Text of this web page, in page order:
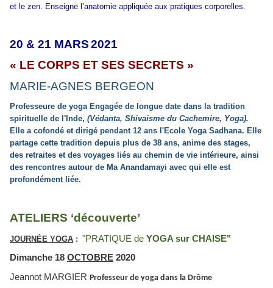
et le zen. Enseigne l’anatomie appliquée aux pratiques corporelles.
20 & 21 MARS2021
« LE CORPS ET SES SECRETS »
MARIE-AGNES BERGEON
Professeure de yoga Engagée de longue date dans la tradition
spirituelle de l'Inde, (Védanta, Shivaisme du Cachemire, Yoga).
Elle a cofondé et dirigé pendant 12 ans l'Ecole Yoga Sadhana. Elle
partage cette tradition depuis plus de 38 ans, anime des stages,
des retraites et des voyages liés au chemin de vie intérieure, ainsi
des rencontres autour de Ma Anandamayi avec qui elle est
profondément liée.
ATELIERS ‘découverte’
JOURNÉE YOGA : "PRATIQUE de YOGA sur CHAISE"
Dimanche 18 OCTOBRE 2020
Jeannot MARGIER Professeur de yoga dans la Drôme